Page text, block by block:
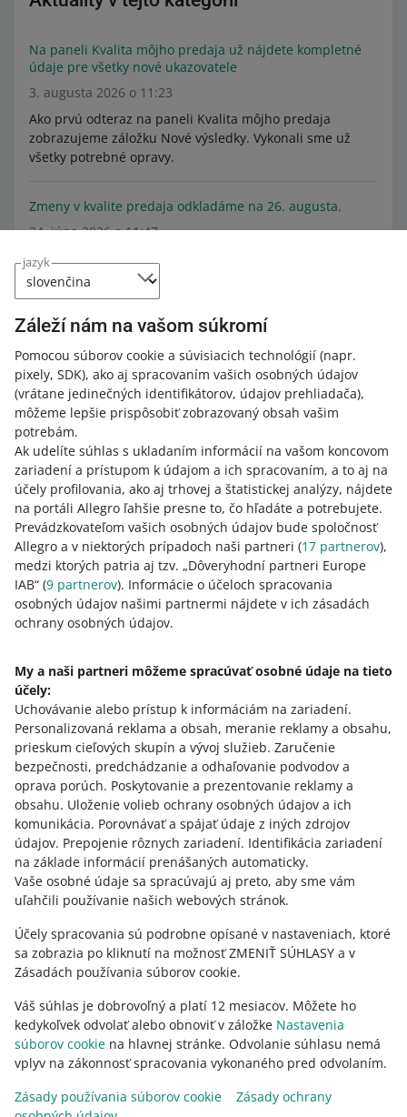
jazyk
Záleží nám na vašom súkromí
Pomocou súborov cookie a súvisiacich technológií (napr.
pixely, SDK), ako aj spracovaním vašich osobných údajov
(vrátane jedinečných identifikátorov, údajov prehliadača),
môžeme lepšie prispôsobiť zobrazovaný obsah vašim
potrebám.
Ak udelíte súhlas s ukladaním informácií na vašom koncovom
zariadení a prístupom k údajom a ich spracovaním, a to aj na
účely profilovania, ako aj trhovej a štatistickej analýzy, nájdete
na portáli Allegro ľahšie presne to, čo hľadáte a potrebujete.
Prevádzkovateľom vašich osobných údajov bude spoločnosť
Allegro a v niektorých prípadoch naši partneri (17 partnerov),
medzi ktorých patria aj tzv. „Dôveryhodní partneri Europe
IAB“ (9 partnerov). Informácie o účeloch spracovania
osobných údajov našimi partnermi nájdete v ich zásadách
ochrany osobných údajov.
My a naši partneri môžeme spracúvať osobné údaje na tieto
účely:
Uchovávanie alebo prístup k informáciám na zariadení.
Personalizovaná reklama a obsah, meranie reklamy a obsahu,
prieskum cieľových skupín a vývoj služieb. Zaručenie
bezpečnosti, predchádzanie a odhaľovanie podvodov a
oprava porúch. Poskytovanie a prezentovanie reklamy a
obsahu. Uloženie volieb ochrany osobných údajov a ich
komunikácia. Porovnávať a spájať údaje z iných zdrojov
údajov. Prepojenie rôznych zariadení. Identifikácia zariadení
na základe informácií prenášaných automaticky.
Vaše osobné údaje sa spracúvajú aj preto, aby sme vám
uľahčili používanie našich webových stránok.
Účely spracovania sú podrobne opísané v nastaveniach, ktoré
sa zobrazia po kliknutí na možnosť ZMENIŤ SÚHLASY a v
Zásadách používania súborov cookie.
Váš súhlas je dobrovoľný a platí 12 mesiacov. Môžete ho
kedykoľvek odvolať alebo obnoviť v záložke Nastavenia
súborov cookie na hlavnej stránke. Odvolanie súhlasu nemá
vplyv na zákonnosť spracovania vykonaného pred odvolaním.
Zásady používania súborov cookie
Zásady ochrany
Na paneli Kvalita môjho predaja už nájdete kompletné
údaje pre všetky nové ukazovatele
3. augusta 2026 o 11:23
Ako prvú odteraz na paneli Kvalita môjho predaja
zobrazujeme záložku Nové výsledky. Vykonali sme už
všetky potrebné opravy.
󠀰Zmeny v kvalite predaja odkladáme na 26. augusta.󠀲
24. júna 2026 o 11:47
Zistite, čo sme vylepšili v záložke Nové výsledky a prečo
odkladáme zmeny v kvalite predaja.
Vypočuli sme si vaše návrhy – zistite, čo pri zmenách v
25. mája 2026 o 11:13
Po oznámení plánovaných zmien sme od vás dostali veľa
cennej spätnej väzby. Na základe toho sme pripravili
zaktualizovanú verziu, ktorá bude viac vyhovovať
potrebám predajcov.
Kvalita môjho predaja: v záložke Nové výsledky
zobrazujeme v jednom z ukazovateľov nesprávne
údaje
6. mája 2026 o 15:27
V ukazovateli Včasné odpovede zatiaľ nezahŕňame
otázky, ktoré vám kupujúci položili pomocou možnosti
Spýtať sa na nákup. Urobíme tak až po 1. júni.
Dňa 27. júla zavedieme zmeny v paneli Kvalita môjho
predaja
27. apríla 2026 o 10:41
Zistite viac o týchto zmenách a taktiež o tom, ako môžu
ovplyvniť vaše skóre.
POZRI STARŠIE